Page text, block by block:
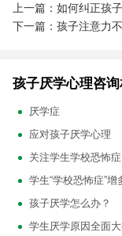
上一篇：如何纠正孩
下一篇：孩子注意力
孩子厌学心理咨
厌学症
应对孩子厌学心理
关注学生学校恐怖症
学生“学校恐怖症”增
孩子厌学怎么办？
学生厌学原因全面